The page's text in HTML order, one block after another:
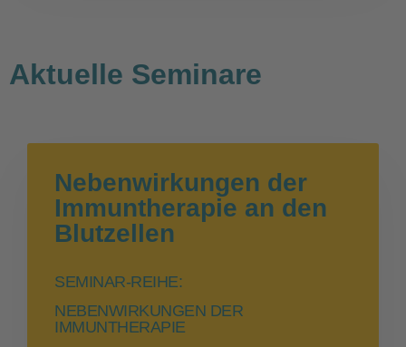
Aktuelle Seminare
Nebenwirkungen der
Immuntherapie an den
Blutzellen
SEMINAR-REIHE:
NEBENWIRKUNGEN DER
IMMUNTHERAPIE